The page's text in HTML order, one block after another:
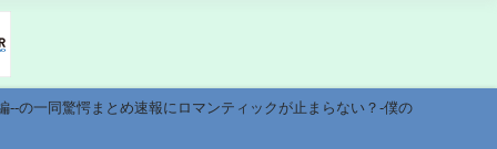
の一同驚愕まとめ速報にロマンティックが止まらない？-僕の